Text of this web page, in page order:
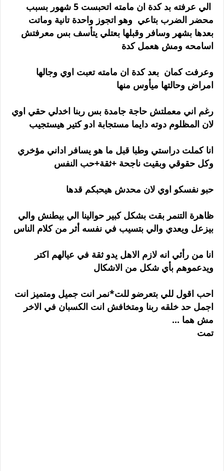
الي عرفته بد كدة ان مامته اتحبست 5 شهور بسبب
محضر الضرب بتاعي وهو اتجوز واحدة تانية وماتت
بعدها بشهر وسافر وقبلها بعتلي يتأسف بس معرفتش
اسامحه ومش هعمل كدة
وعرفت كمان بعد كدة ان مامته تعبت اوي وجالها
امراض وحالتها ميأوس منها
رغم اني معملتش حاجة جامدة بس ربنا اخدلي حقي اوي
لان المظلوم دوته دايما مستجابة ادو كتير هيستجيب
انا كملت دراستي وطبا قبل ما هو يسافر اداني مؤخري
وكل حقوقي وبقيت ناجحة +ثقة+حب النفس
حبو نفسكو اوي لان محدش هيحبكم قدها
ظاهرة التنمر بقت بشكل كبير حوالينا الي بيطنش والي
بيزعل ويعدي والي بتسيب في نفسه أثر من كلام الناس
انا من رأئي انه لازم الاهل يدو ثقة في عيالهم اكتر
ويدعموهم بأي شكل من الاشكال
احب اقول للي بتعرضو للت*نمر انت جميل ومتميز انت
اجمل حد خلقه ربنا ومتخافش انت الكسبان في الاخر
مش هما ...
تمت